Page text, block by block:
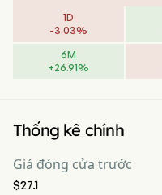
1D
-3.03%
6M
+26.91%
Thống kê chính
Giá đóng cửa trước
$27.1